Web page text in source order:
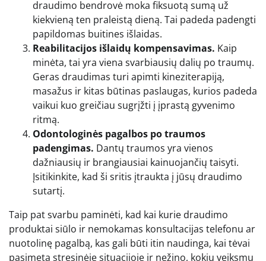
draudimo bendrovė moka fiksuotą sumą už
kiekvieną ten praleistą dieną. Tai padeda padengti
papildomas buitines išlaidas.
Reabilitacijos išlaidų kompensavimas. Kaip
minėta, tai yra viena svarbiausių dalių po traumų.
Geras draudimas turi apimti kineziterapiją,
masažus ir kitas būtinas paslaugas, kurios padeda
vaikui kuo greičiau sugrįžti į įprastą gyvenimo
ritmą.
Odontologinės pagalbos po traumos
padengimas. Dantų traumos yra vienos
dažniausių ir brangiausiai kainuojančių taisyti.
Įsitikinkite, kad ši sritis įtraukta į jūsų draudimo
sutartį.
Taip pat svarbu paminėti, kad kai kurie draudimo
produktai siūlo ir nemokamas konsultacijas telefonu ar
nuotolinę pagalbą, kas gali būti itin naudinga, kai tėvai
pasimeta stresinėje situacijoje ir nežino, kokių veiksmų